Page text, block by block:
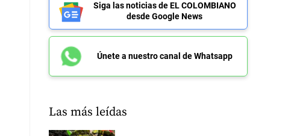
Siga las noticias de EL COLOMBIANO
desde Google News
Únete a nuestro canal de Whatsapp
Las más leídas